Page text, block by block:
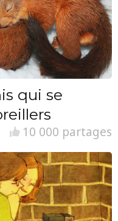
qui se
10 000 partages